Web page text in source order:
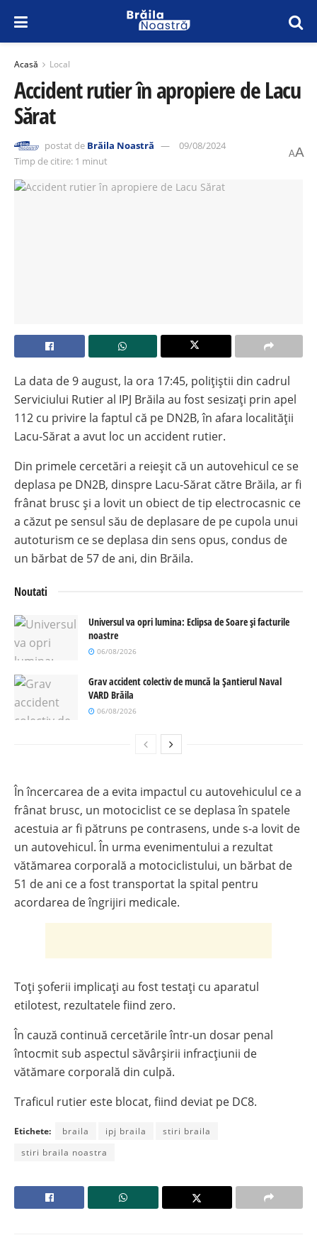
Acasă Local
Accident rutier în apropiere de Lacu
Sărat
postat de Brăila Noastră
09/08/2024
Timp de citire: 1 minut
AA
La data de 9 august, la ora 17:45, polițiștii din cadrul
Serviciului Rutier al IPJ Brăila au fost sesizați prin apel
112 cu privire la faptul că pe DN2B, în afara localității
Lacu-Sărat a avut loc un accident rutier.
Din primele cercetări a reieșit că un autovehicul ce se
deplasa pe DN2B, dinspre Lacu-Sărat către Brăila, ar fi
frânat brusc și a lovit un obiect de tip electrocasnic ce
a căzut pe sensul său de deplasare de pe cupola unui
autoturism ce se deplasa din sens opus, condus de
un bărbat de 57 de ani, din Brăila.
Noutati
Universul va opri lumina: Eclipsa de Soare și facturile
noastre
06/08/2026
Grav accident colectiv de muncă la Șantierul Naval
VARD Brăila
06/08/2026
În încercarea de a evita impactul cu autovehiculul ce a
frânat brusc, un motociclist ce se deplasa în spatele
acestuia ar fi pătruns pe contrasens, unde s-a lovit de
un autovehicul. În urma evenimentului a rezultat
vătămarea corporală a motociclistului, un bărbat de
51 de ani ce a fost transportat la spital pentru
acordarea de îngrijiri medicale.
Toți șoferii implicați au fost testați cu aparatul
etilotest, rezultatele fiind zero.
În cauză continuă cercetările într-un dosar penal
întocmit sub aspectul săvârșirii infracțiunii de
vătămare corporală din culpă.
Traficul rutier este blocat, fiind deviat pe DC8.
Etichete: braila ipj braila
stiri braila
stiri braila noastra